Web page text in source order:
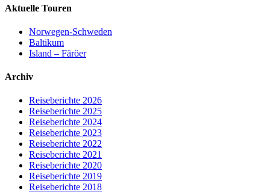
Aktuelle Touren
Norwegen-Schweden
Baltikum
Island – Färöer
Archiv
Reiseberichte 2026
Reiseberichte 2025
Reiseberichte 2024
Reiseberichte 2023
Reiseberichte 2022
Reiseberichte 2021
Reiseberichte 2020
Reiseberichte 2019
Reiseberichte 2018